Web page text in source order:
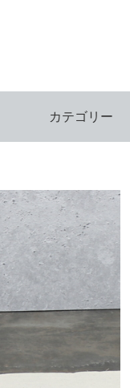
カテゴリー